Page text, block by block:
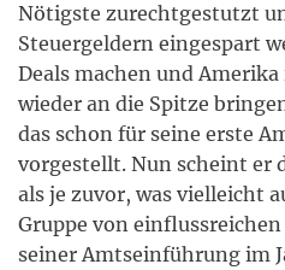
Nötigste zurechtgestutzt
Steuergeldern eingespart
Deals machen und
wieder an die Spitze
das schon für seine erste
vorgestellt. Nun scheint er
als je zuvor, was vielleicht
Gruppe von
seiner Amtseinführung im